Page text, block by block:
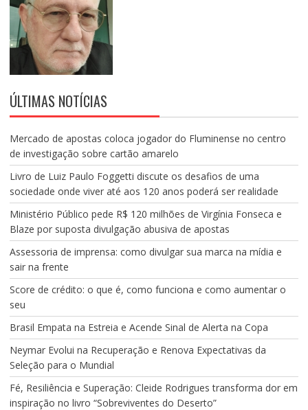
ÚLTIMAS NOTÍCIAS
Mercado de apostas coloca jogador do Fluminense no centro
de investigação sobre cartão amarelo
Livro de Luiz Paulo Foggetti discute os desafios de uma
sociedade onde viver até aos 120 anos poderá ser realidade
Ministério Público pede R$ 120 milhões de Virgínia Fonseca e
Blaze por suposta divulgação abusiva de apostas
Assessoria de imprensa: como divulgar sua marca na mídia e
sair na frente
Score de crédito: o que é, como funciona e como aumentar o
seu
Brasil Empata na Estreia e Acende Sinal de Alerta na Copa
Neymar Evolui na Recuperação e Renova Expectativas da
Seleção para o Mundial
Fé, Resiliência e Superação: Cleide Rodrigues transforma dor em
inspiração no livro “Sobreviventes do Deserto”